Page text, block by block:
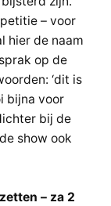
– voor
hier de naam
op de
‘dit is
bijna voor
bij de
show ook
– za 2